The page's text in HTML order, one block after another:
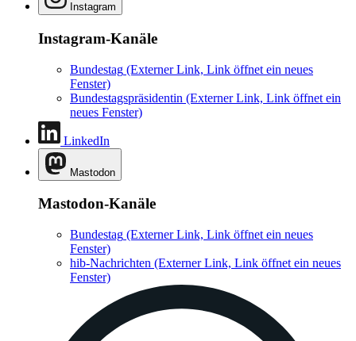
Instagram
Instagram-Kanäle
Bundestag (Externer Link, Link öffnet ein neues
Fenster)
Bundestagspräsidentin (Externer Link, Link öffnet ein
neues Fenster)
LinkedIn
Mastodon
Mastodon-Kanäle
Bundestag (Externer Link, Link öffnet ein neues
Fenster)
hib-Nachrichten (Externer Link, Link öffnet ein neues
Fenster)